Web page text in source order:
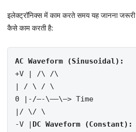
इलेक्ट्रॉनिक्स में काम करते समय यह जानना
कैसे काम करती है:
AC Waveform (Sinusoidal):
+V | /\ /\
| / \ / \
0 |-/—-\—–\—> Time
|/ \/ \
-V |
DC Waveform (Constant):